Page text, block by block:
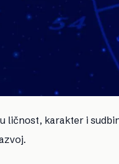
ličnost, karakter i